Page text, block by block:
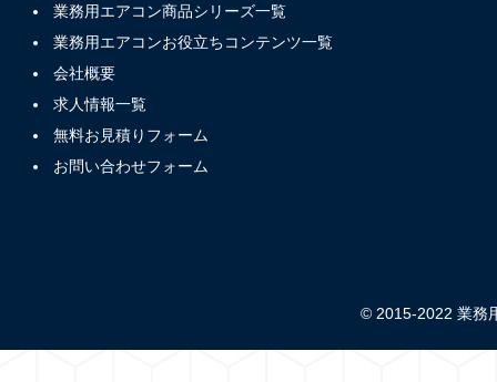
業務用エアコン商品シリーズ一覧
業務用エアコンお役立ちコンテンツ一覧
会社概要
求人情報一覧
無料お見積りフォーム
お問い合わせフォーム
© 2015-2022 業務